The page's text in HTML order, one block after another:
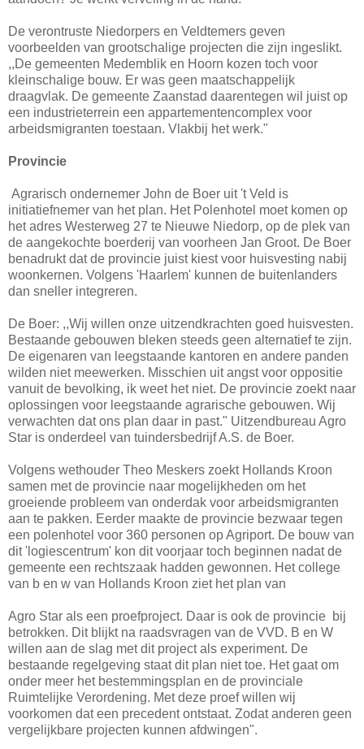
De verontruste Niedorpers en Veldtemers geven
voorbeelden van grootschalige projecten die zijn ingeslikt.
,,De gemeenten Medemblik en Hoorn kozen toch voor
kleinschalige bouw. Er was geen maatschappelijk
draagvlak. De gemeente Zaanstad daarentegen wil juist op
een industrieterrein een appartementencomplex voor
arbeidsmigranten toestaan. Vlakbij het werk."
Provincie
Agrarisch ondernemer John de Boer uit 't Veld is
initiatiefnemer van het plan. Het Polenhotel moet komen op
het adres Westerweg 27 te Nieuwe Niedorp, op de plek van
de aangekochte boerderij van voorheen Jan Groot. De Boer
benadrukt dat de provincie juist kiest voor huisvesting nabij
woonkernen. Volgens 'Haarlem' kunnen de buitenlanders
dan sneller integreren.
De Boer: ,,Wij willen onze uitzendkrachten goed huisvesten.
Bestaande gebouwen bleken steeds geen alternatief te zijn.
De eigenaren van leegstaande kantoren en andere panden
wilden niet meewerken. Misschien uit angst voor oppositie
vanuit de bevolking, ik weet het niet. De provincie zoekt naar
oplossingen voor leegstaande agrarische gebouwen. Wij
verwachten dat ons plan daar in past." Uitzendbureau Agro
Star is onderdeel van tuindersbedrijf A.S. de Boer.
Volgens wethouder Theo Meskers zoekt Hollands Kroon
samen met de provincie naar mogelijkheden om het
groeiende probleem van onderdak voor arbeidsmigranten
aan te pakken. Eerder maakte de provincie bezwaar tegen
een polenhotel voor 360 personen op Agriport. De bouw van
dit 'logiescentrum' kon dit voorjaar toch beginnen nadat de
gemeente een rechtszaak hadden gewonnen. Het college
van b en w van Hollands Kroon ziet het plan van
Agro Star als een proefproject. Daar is ook de provincie bij
betrokken. Dit blijkt na raadsvragen van de VVD. B en W
willen aan de slag met dit project als experiment. De
bestaande regelgeving staat dit plan niet toe. Het gaat om
onder meer het bestemmingsplan en de provinciale
Ruimtelijke Verordening. Met deze proef willen wij
voorkomen dat een precedent ontstaat. Zodat anderen geen
vergelijkbare projecten kunnen afdwingen".